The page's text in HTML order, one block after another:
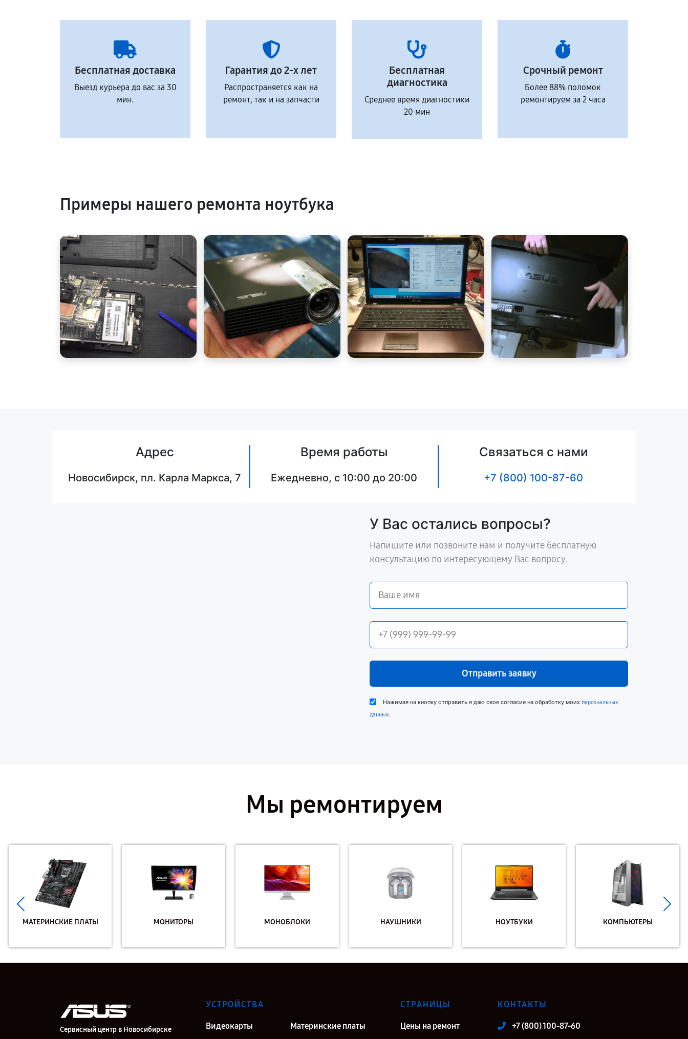
Бесплатная доставка
Выезд курьера до вас за 30
мин.
Гарантия до 2-х лет
Распространяется как на
ремонт, так и на запчасти
Бесплатная
диагностика
Среднее время диагностики
20 мин
Срочный ремонт
Более 88% поломок
ремонтируем за 2 часа
Примеры нашего ремонта ноутбука
Адрес
Новосибирск, пл. Карла Маркса, 7
Время работы
Ежедневно, с 10:00 до 20:00
Связаться с нами
+7 (800) 100-87-60
У Вас остались вопросы?
Напишите или позвоните нам и получите бесплатную
консультацию по интересующему Вас вопросу.
Отправить заявку
Нажимая на кнопку отправить я даю свое согласие на обработку моих персональных
данных.
Мы ремонтируем
МАТЕРИНСКИЕ ПЛАТЫ МОНИТОРЫ МОНОБЛОКИ НАУШНИКИ НОУТБУКИ КОМПЬЮТЕРЫ
Сервисный центр в Новосибирске
УСТРОЙСТВА
Видеокарты Материнские платы
СТРАНИЦЫ
Цены на ремонт
КОНТАКТЫ
+7 (800) 100-87-60